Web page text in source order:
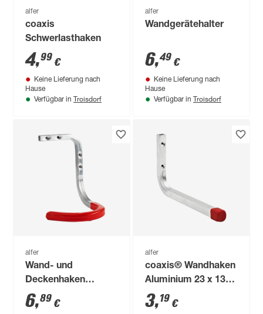
alfer
coaxis
Schwerlasthaken
4,99 €
Keine Lieferung nach
Hause
Verfügbar in Troisdorf
alfer
Wandgerätehalter
6,49 €
Keine Lieferung nach
Hause
Verfügbar in Troisdorf
alfer
Wand- und
Deckenhaken
Aluminium 15 x 15 x
12 cm 1 Stück
6,89 €
alfer
coaxis® Wandhaken
Aluminium 23 x 13
cm
3,19 €